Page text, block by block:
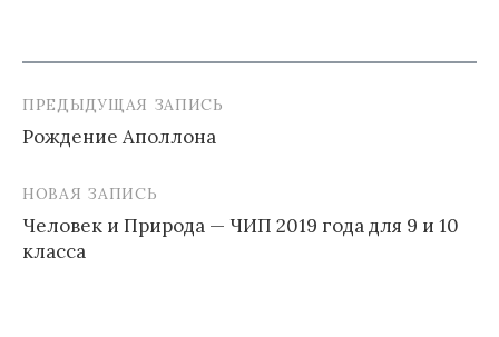
Навигация
по
записям
ПРЕДЫДУЩАЯ ЗАПИСЬ
Рождение Аполлона
НОВАЯ ЗАПИСЬ
Человек и Природа — ЧИП 2019 года для 9 и 10
класса